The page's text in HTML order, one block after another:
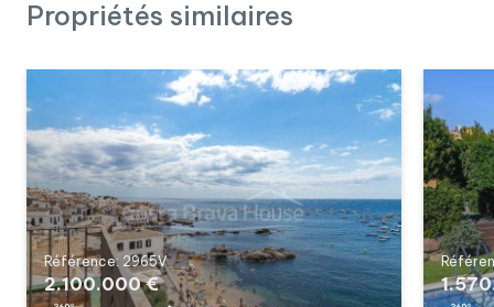
Propriétés similaires
Référence: 2965V
2.100.000 €